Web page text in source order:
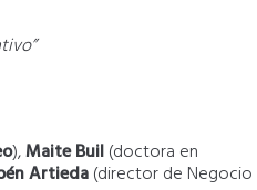
),Maite Buil(doctora en
Artieda(director de Negocio